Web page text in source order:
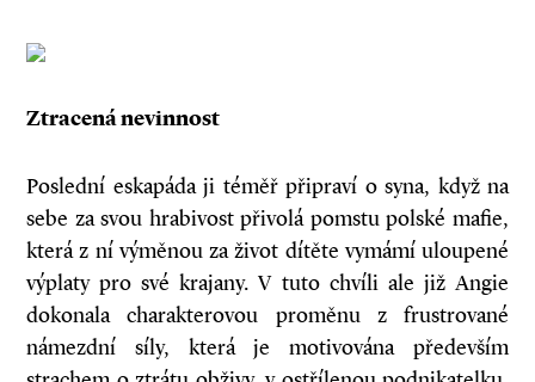
Ztracená nevinnost
Poslední eskapáda ji téměř připraví o syna, když na
sebe za svou hrabivost přivolá pomstu polské mafie,
která z ní výměnou za život dítěte vymámí uloupené
výplaty pro své krajany. V tuto chvíli ale již Angie
dokonala charakterovou proměnu z frustrované
námezdní síly, která je motivována především